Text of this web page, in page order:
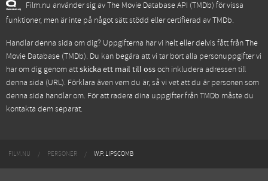
Film.nu använder sig av The Movie Database API (TMDb) för vissa
funktioner, men är inte på något sätt stödd eller certifierad av TMDb.
Handlar denna sida om dig? Uppgifterna har vi helt eller delvis fått frånThe
Movie Database (TMDb). Du kan begära att vi tar bort alla personuppgifter vi
har om dig genom attskicka ett mail till ossoch inkludera adressen till
denna sida (URL). Förklara även vem du är, så vi vet att du är personen som
denna sida handlar om. För att radera dina uppgifter från TMDb måste du
kontakta dem separat.
FILM.NU PERSONER W.P. LIPSCOMB